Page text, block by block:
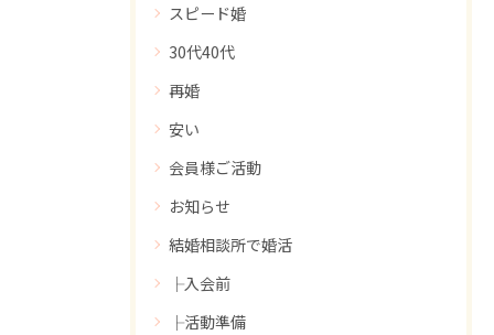
スピード婚
30代40代
再婚
安い
会員様ご活動
お知らせ
結婚相談所で婚活
├入会前
├活動準備